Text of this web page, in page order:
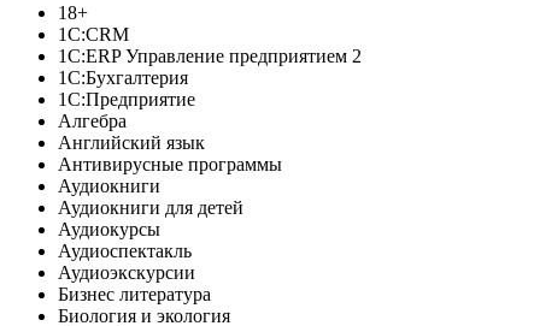
18+
1C:CRM
1С:ERP Управление предприятием 2
1С:Бухгалтерия
1С:Предприятие
Алгебра
Английский язык
Антивирусные программы
Аудиокниги
Аудиокниги для детей
Аудиокурсы
Аудиоспектакль
Аудиоэкскурсии
Бизнес литература
Биология и экология